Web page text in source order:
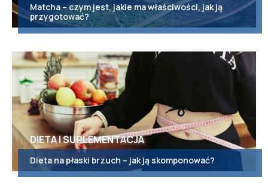
Matcha – czym jest, jakie ma właściwości, jak ją
przygotować?
DIETA I SUPLEMENTACJA
Dieta na płaski brzuch – jak ją skomponować?